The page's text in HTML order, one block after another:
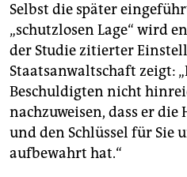
Selbst die später
„schutzlosen Lage“ wird
der Studie zitierter
Staatsanwaltschaft zeigt:
Beschuldigten nicht
nachzuweisen, dass er die
und den Schlüssel für Sie
aufbewahrt hat.“